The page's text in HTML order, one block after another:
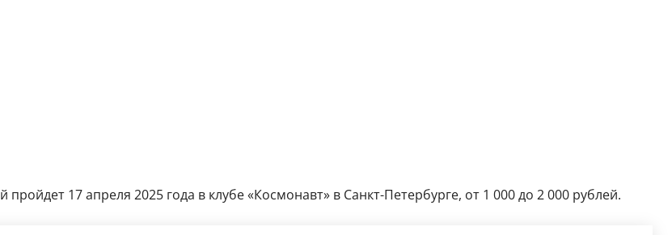
17 апреля 2025 года в клубе «Космонавт» в Санкт-Петербурге, от 1 000 до 2 000 рублей.